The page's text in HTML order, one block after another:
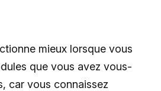
mieux lorsque vous
que vous avez vous-
car vous connaissez